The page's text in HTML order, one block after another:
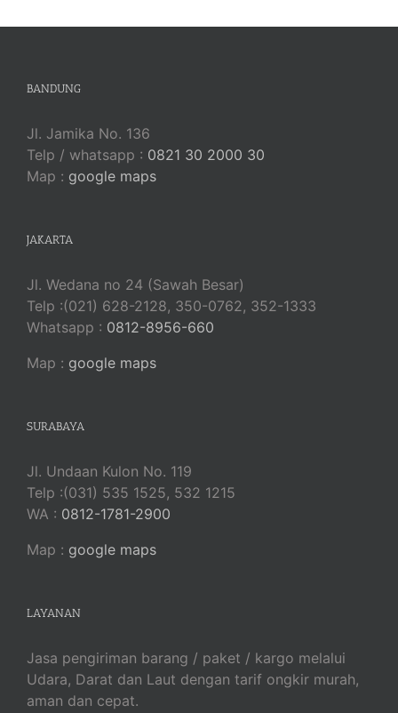
BANDUNG
Jl. Jamika No. 136
Telp / whatsapp : 0821 30 2000 30
Map : google maps
JAKARTA
Jl. Wedana no 24 (Sawah Besar)
Telp :(021) 628-2128, 350-0762, 352-1333
Whatsapp : 0812-8956-660
Map : google maps
SURABAYA
Jl. Undaan Kulon No. 119
Telp :(031) 535 1525, 532 1215
WA : 0812-1781-2900
Map : google maps
LAYANAN
Jasa pengiriman barang / paket / kargo melalui
Udara, Darat dan Laut dengan tarif ongkir murah,
aman dan cepat.